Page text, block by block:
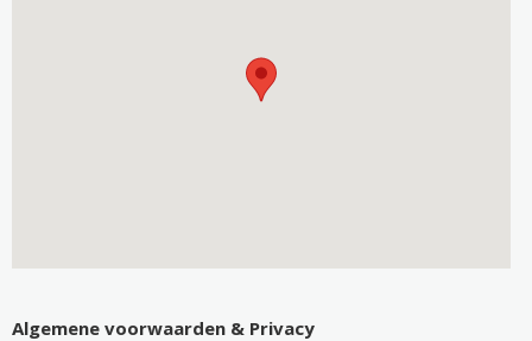
Algemene voorwaarden & Privacy